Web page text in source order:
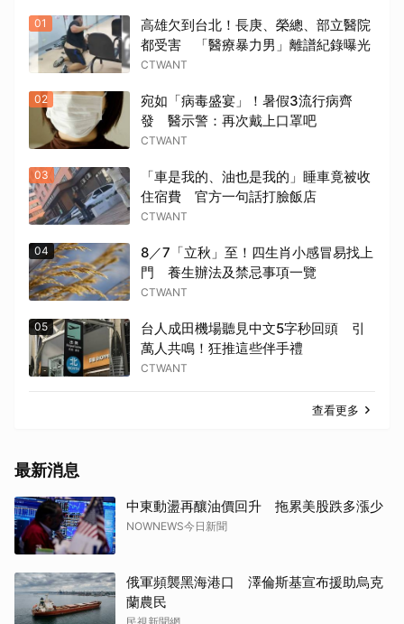
01
高雄欠到台北！長庚、榮總、部立醫院
都受害 「醫療暴力男」離譜紀錄曝光
CTWANT
02
宛如「病毒盛宴」！暑假3流行病齊
發 醫示警：再次戴上口罩吧
CTWANT
03
「車是我的、油也是我的」睡車竟被收
住宿費 官方一句話打臉飯店
CTWANT
04
8／7「立秋」至！四生肖小感冒易找上
門 養生辦法及禁忌事項一覽
CTWANT
05
台人成田機場聽見中文5字秒回頭 引
萬人共鳴！狂推這些伴手禮
CTWANT
查看更多
最新消息
中東動盪再釀油價回升 拖累美股跌多漲少
NOWNEWS今日新聞
俄軍頻襲黑海港口 澤倫斯基宣布援助烏克
蘭農民